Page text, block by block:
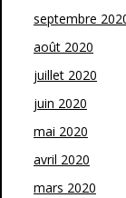
septembre
août 2020
juillet 2020
juin 2020
mai 2020
avril 2020
mars 2020